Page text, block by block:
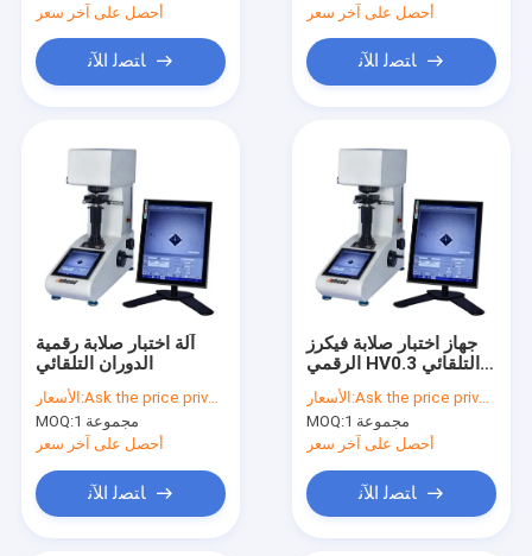
أحصل على آخر سعر
ﺎﺘﺼﻟ ﺍﻶﻧ
أحصل على آخر سعر
ﺎﺘﺼﻟ ﺍﻶﻧ
آلة اختبار صلابة رقمية
الدوران التلقائي
الأسعار:Ask the price privately
MOQ:
1 مجموعة
أحصل على آخر سعر
ﺎﺘﺼﻟ ﺍﻶﻧ
جهاز اختبار صلابة فيكرز
الرقمي HV0.3 التلقائي
HV0.5
الأسعار:Ask the price privately
MOQ:
1 مجموعة
أحصل على آخر سعر
ﺎﺘﺼﻟ ﺍﻶﻧ